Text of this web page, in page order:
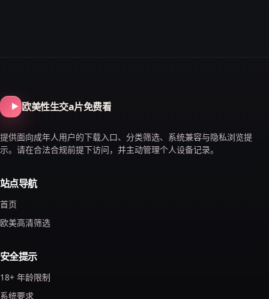
欧美性生交a片免费看
提供面向成年人用户的下载入口、分类筛选、系统兼容与隐私浏览提
示。请在合法合规前提下访问，并主动管理个人设备记录。
站点导航
首页
欧美高清筛选
安全提示
18+ 年龄限制
系统要求